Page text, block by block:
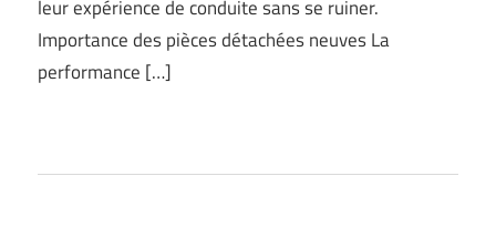
leur expérience de conduite sans se ruiner.
Importance des pièces détachées neuves La
performance […]